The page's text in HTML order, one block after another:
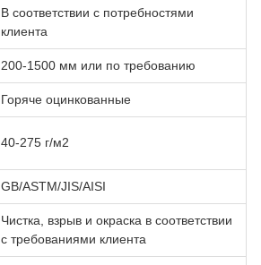
В соответствии с потребностями
клиента
200-1500 мм или по требованию
Горяче оцинкованные
40-275 г/м2
GB/ASTM/JIS/AISI
Чистка, взрыв и окраска в соответствии
с требованиями клиента